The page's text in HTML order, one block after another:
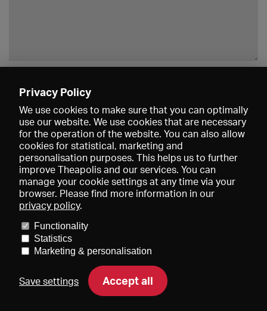
Données médiatiques
Conditions générales de vente
Contact
Aide Newsletter
Privacy Policy
We use cookies to make sure that you can optimally
use our website. We use cookies that are necessary
for the operation of the website. You can also allow
cookies for statistical, marketing and
personalisation purposes. This helps us to further
improve Theapolis and our services. You can
manage your cookie settings at any time via your
browser. Please find more information in our
privacy policy.
Functionality
Statistics
Marketing & personalisation
Save settings Accept all